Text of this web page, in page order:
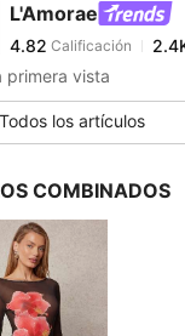
L'Amorae
Calificación 2.4K
p***epagó
4.82
4.82
4.82
primera vista
Todos los artículos
COMBINADOS